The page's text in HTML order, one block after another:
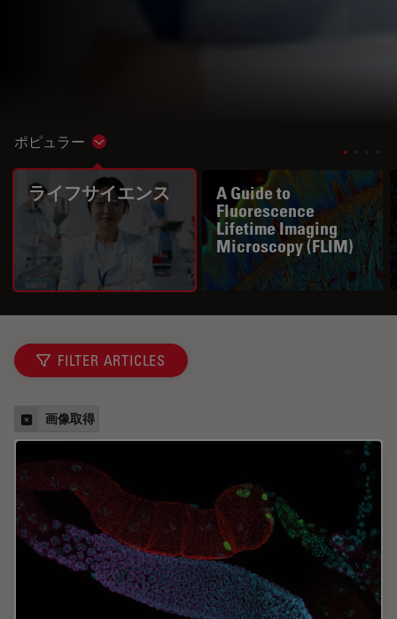
ポピュラー Show subnavigation
ライフサイエンス
A Guide to
Fluorescence
Lifetime Imaging
Microscopy (FLIM)
FILTER ARTICLES
画像取得